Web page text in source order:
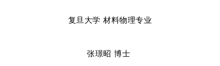
复旦大学 材料物理专业
张璟昭 博士